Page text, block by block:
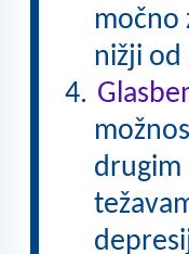
močno
nižji od
drugim